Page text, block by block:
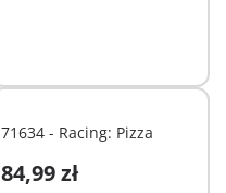
71634 - Racing: Pizza
84,99 zł
Dodaj do koszyka